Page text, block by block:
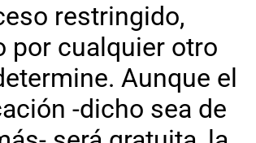
restringido,
por cualquier otro
Aunque el
-dicho sea de